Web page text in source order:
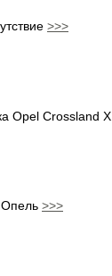
>>>
Opel Crossland X.
Опель >>>